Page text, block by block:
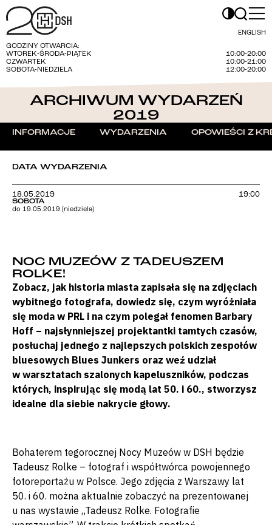
ENGLISH
GODZINY OTWARCIA:
WTOREK-ŚRODA-PIĄTEK
10:00-20:00
CZWARTEK
10:00-21:00
SOBOTA-NIEDZIELA
12:00-20:00
ARCHIWUM WYDARZEŃ
2019
INFORMACJE WYDARZENIA OPOWIEŚCI Z
DATA WYDARZENIA
18.05.2019
SOBOTA
do 19.05.2019 (niedziela)
19:00
NOC MUZEÓW Z TADEUSZEM
ROLKE!
Zobacz, jak historia miasta zapisała się na zdjęciach
wybitnego fotografa, dowiedz się, czym wyróżniała
się moda w PRL i na czym polegał fenomen Barbary
Hoff – najsłynniejszej projektantki tamtych czasów,
posłuchaj jednego z najlepszych polskich zespołów
bluesowych Blues Junkers oraz weź udział
w warsztatach szalonych kapeluszników, podczas
których, inspirując się modą lat 50. i 60., stworzysz
idealne dla siebie nakrycie głowy.
Bohaterem tegorocznej Nocy Muzeów w DSH będzie
Tadeusz Rolke – fotograf i współtwórca powojennego
fotoreportażu w Polsce. Jego zdjęcia z Warszawy lat
50. i 60. można aktualnie zobaczyć na prezentowanej
u nas wystawie „Tadeusz Rolke. Fotografie